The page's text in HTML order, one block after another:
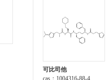
可比司他
cas：1004316-88-4